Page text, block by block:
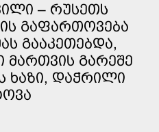
– ᲠᲣᲡᲔᲗᲡ
ᲒᲐᲤᲐᲠᲗᲝᲕᲔᲑᲐ
ᲒᲐᲐᲙᲔᲗᲔᲑᲓᲐ,
ᲛᲐᲠᲗᲕᲘᲡ ᲒᲐᲠᲔᲨᲔ
ᲮᲐᲖᲘ, ᲓᲐᲭᲠᲘᲚᲘ